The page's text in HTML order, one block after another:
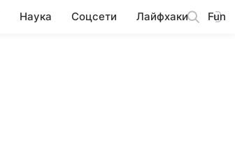
Наука Соцсети Лайфхаки Fun